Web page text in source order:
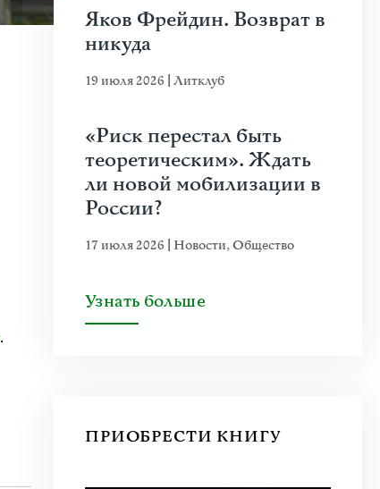
.
Яков Фрейдин. Возврат в
никуда
19 июля 2026 Литклуб
«Риск перестал быть
теоретическим». Ждать
ли новой мобилизации в
России?
17 июля 2026 Новости,Общество
Узнать больше
ПРИОБРЕСТИ КНИГУ